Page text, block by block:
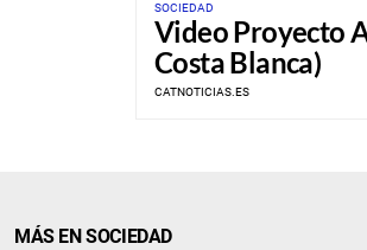
SOCIEDAD
Video Proyecto
Costa Blanca)
CATNOTICIAS.ES
MÁS EN SOCIEDAD